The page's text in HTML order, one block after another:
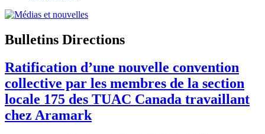
Bulletins Directions
Ratification d’une nouvelle convention
collective par les membres de la section
locale 175 des TUAC Canada travaillant
chez Aramark